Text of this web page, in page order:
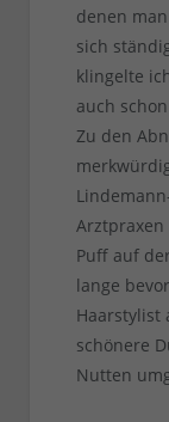
denen
sich
klingelte
auch
Zu den
Puff auf
lange
Haarstylist
schönere
Nutten